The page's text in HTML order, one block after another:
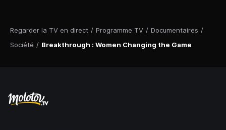
Regarder la TV en direct / Programme TV / Documentaires /
Société / Breakthrough : Women Changing the Game